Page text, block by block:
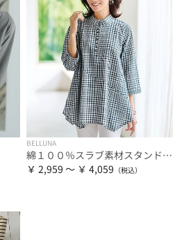
BELLUNA
綿１００％スラブ素材スタンド衿切替ブラウス
￥ 2,959 ～ ￥ 4,059